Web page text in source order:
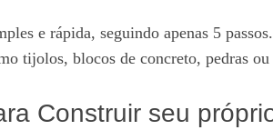
e rápida, seguindo apenas 5
tijolos, blocos de concreto, pedras ou
Construir seu